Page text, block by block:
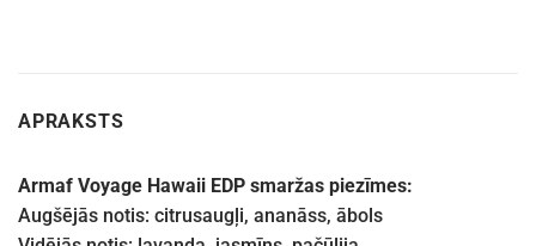
APRAKSTS
Armaf Voyage Hawaii EDP smaržas piezīmes:
Augšējās notis: citrusaugļi, ananāss, ābols